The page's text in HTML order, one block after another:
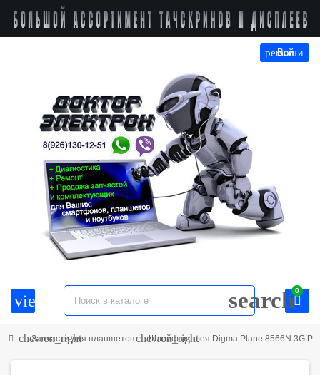
view_headline search
person
Войти
0
chevron_right
Запчасти для планшетовchevron_right
Шлейф исплея Digma Plane 8566N 3G